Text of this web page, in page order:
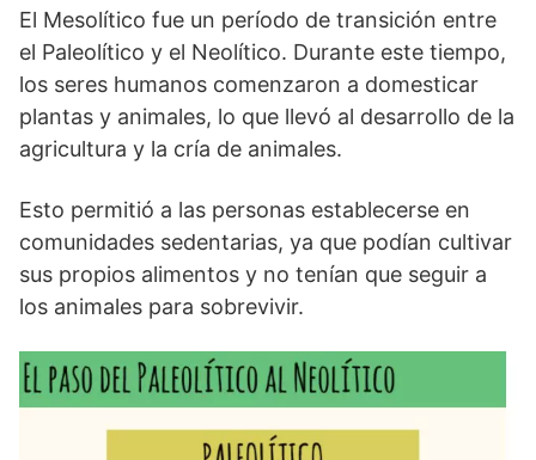
El Mesolítico fue un período de transición entre
el Paleolítico y el Neolítico. Durante este tiempo,
los seres humanos comenzaron a domesticar
plantas y animales, lo que llevó al desarrollo de la
agricultura y la cría de animales.
Esto permitió a las personas establecerse en
comunidades sedentarias, ya que podían cultivar
sus propios alimentos y no tenían que seguir a
los animales para sobrevivir.